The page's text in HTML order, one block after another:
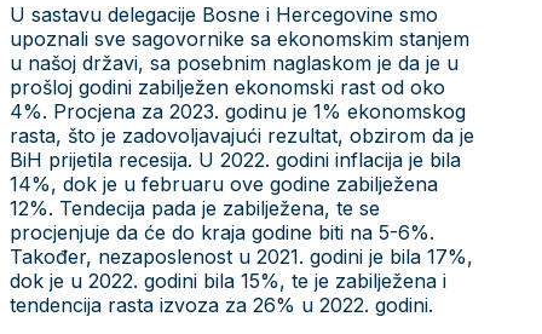
U sastavu delegacije Bosne i Hercegovine smo
upoznali sve sagovornike sa ekonomskim stanjem
u našoj državi, sa posebnim naglaskom je da je u
prošloj godini zabilježen ekonomski rast od oko
4%. Procjena za 2023. godinu je 1% ekonomskog
rasta, što je zadovoljavajući rezultat, obzirom da je
BiH prijetila recesija. U 2022. godini inflacija je bila
14%, dok je u februaru ove godine zabilježena
12%. Tendecija pada je zabilježena, te se
procjenjuje da će do kraja godine biti na 5-6%.
Također, nezaposlenost u 2021. godini je bila 17%,
dok je u 2022. godini bila 15%, te je zabilježena i
tendencija rasta izvoza za 26% u 2022. godini.